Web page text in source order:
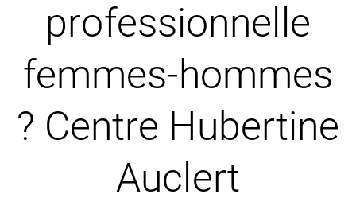
professionnelle
femmes-hommes
? Centre Hubertine
Auclert